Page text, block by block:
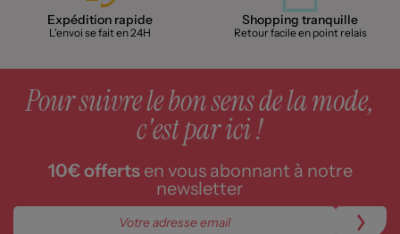
Expédition rapide
L'envoi se fait en 24H
Shopping tranquille
Retour facile en point relais
Pour suivre le bon sens de la mode,
c'est par ici !
10€ offertsen vous abonnant à notre
newsletter